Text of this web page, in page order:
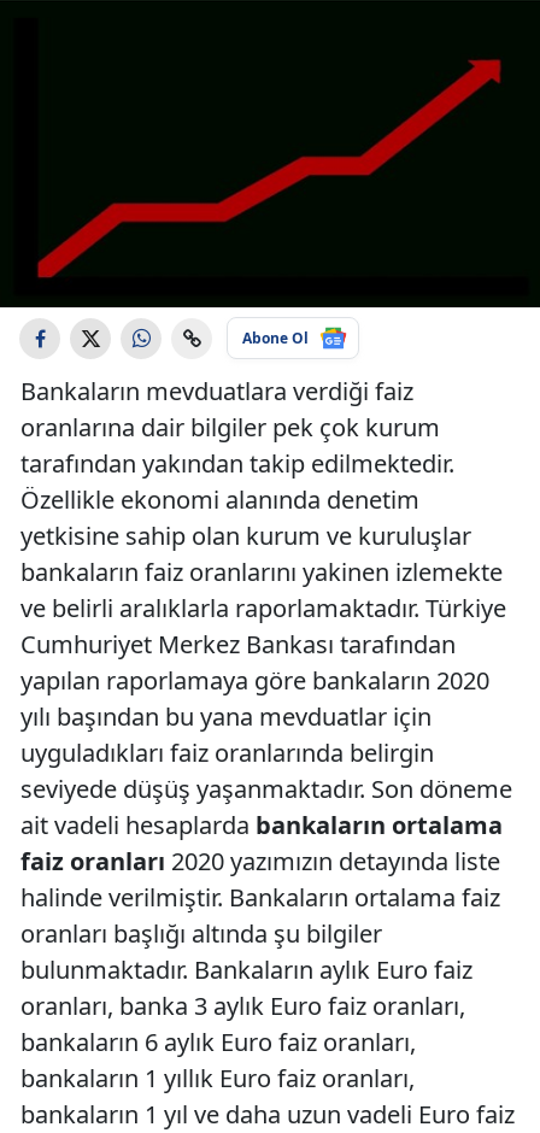
Abone Ol
Bankaların mevduatlara verdiği faiz
oranlarına dair bilgiler pek çok kurum
tarafından yakından takip edilmektedir.
Özellikle ekonomi alanında denetim
yetkisine sahip olan kurum ve kuruluşlar
bankaların faiz oranlarını yakinen izlemekte
ve belirli aralıklarla raporlamaktadır. Türkiye
Cumhuriyet Merkez Bankası tarafından
yapılan raporlamaya göre bankaların 2020
yılı başından bu yana mevduatlar için
uyguladıkları faiz oranlarında belirgin
seviyede düşüş yaşanmaktadır. Son döneme
ait vadeli hesaplarda bankaların ortalama
faiz oranları 2020 yazımızın detayında liste
halinde verilmiştir. Bankaların ortalama faiz
oranları başlığı altında şu bilgiler
bulunmaktadır. Bankaların aylık Euro faiz
oranları, banka 3 aylık Euro faiz oranları,
bankaların 6 aylık Euro faiz oranları,
bankaların 1 yıllık Euro faiz oranları,
bankaların 1 yıl ve daha uzun vadeli Euro faiz